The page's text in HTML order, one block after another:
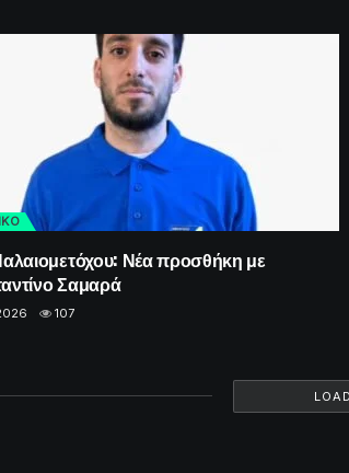
Νέα προσθήκη με
Σαμαρά
107